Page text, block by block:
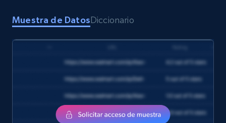
URL, ID, Company name, Company socials, Year
276+ Buy Now
Muestra de DatosDiccionario